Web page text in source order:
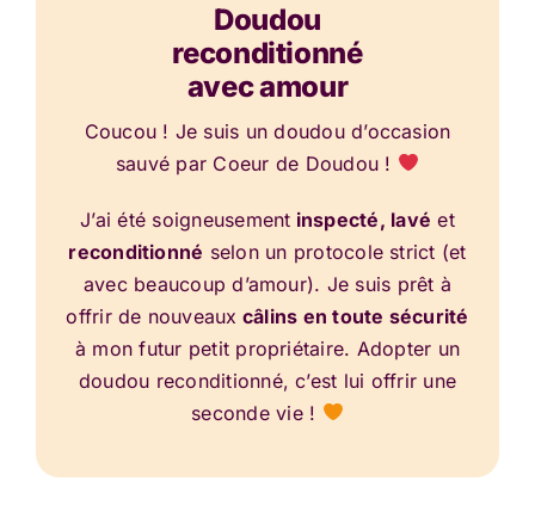
Doudou
reconditionné
avec amour
Coucou ! Je suis un doudou d’occasion
sauvé par Coeur de Doudou !
J’ai été soigneusement inspecté, lavé et
reconditionné selon un protocole strict (et
avec beaucoup d’amour). Je suis prêt à
offrir de nouveaux câlins en toute sécurité
à mon futur petit propriétaire. Adopter un
doudou reconditionné, c’est lui offrir une
seconde vie !